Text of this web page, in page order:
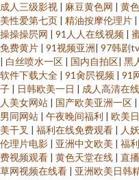
成人三级影视 | 麻豆黄色网 | 黄
美性爱第七页 | 精油按摩伦理片 |
操操操屄网 | 91人人在线视频 |
免费黄片 | 91视频亚洲| 97韩剧
| 白丝喷水一区 | 国内自拍区| 黑
软件下载大全 | 91肏屄视频 | 91
子 | 日韩欧美一日 | 成人高清在线
人美女网站 | 国产欧美亚洲一区 |
男同网站 | 午夜晚间福利 | 欧美
美干叉 | 福利在线免费观看 | 人
伦理片电影 | 亚洲中文欧美 | 福
费视频观看 | 黄色天堂在线 | 直
草网视频在线看 | 亚洲欧美日韩